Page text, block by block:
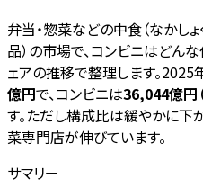
弁当・惣菜などの中食（なかし
品）の市場で、コンビニはどん
ェアの推移で整理します。2025
億円で、コンビニは36,044億円
す。ただし構成比は緩やかに下
菜専門店が伸びています。
サマリー